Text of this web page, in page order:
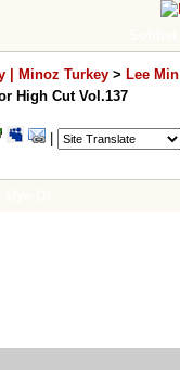
| Minoz Turkey > Lee
High Cut Vol.137